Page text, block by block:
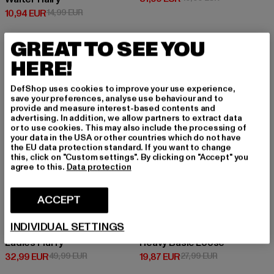
10,94 EUR
Prix courant: 10,94 EUR
14,99 EURPrix en promotion: 14,99 EUR
-34%
URBAN CLASSICS
Ladies Fluffy
32,99 EUR
Prix courant: 32,99 EUR
49,99 EURPrix en promotion: 49,99 EUR
Heavy Basic Loose
19,87 EUR
Prix courant: 19,87 EUR
27,99 EURPrix en
GREAT TO SEE YOU
HERE!
DefShop uses cookies to improve your use experience,
save your preferences, analyse use behaviour and to
provide and measure interest-based contents and
advertising. In addition, we allow partners to extract data
or to use cookies. This may also include the processing of
your data in the USA or other countries which do not have
the EU data protection standard. If you want to change
this, click on "Custom settings". By clicking on "Accept" you
agree to this. Data protection
ACCEPT
INDIVIDUAL SETTINGS